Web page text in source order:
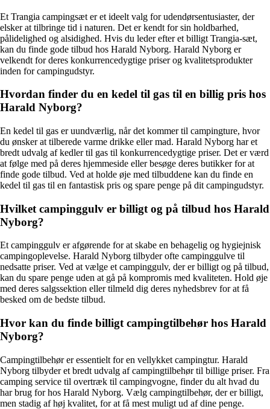
Et Trangia campingsæt er et ideelt valg for udendørsentusiaster, der
elsker at tilbringe tid i naturen. Det er kendt for sin holdbarhed,
pålidelighed og alsidighed. Hvis du leder efter et billigt Trangia-sæt,
kan du finde gode tilbud hos Harald Nyborg. Harald Nyborg er
velkendt for deres konkurrencedygtige priser og kvalitetsprodukter
inden for campingudstyr.
Hvordan finder du en kedel til gas til en billig pris hos
Harald Nyborg?
En kedel til gas er uundværlig, når det kommer til campingture, hvor
du ønsker at tilberede varme drikke eller mad. Harald Nyborg har et
bredt udvalg af kedler til gas til konkurrencedygtige priser. Det er værd
at følge med på deres hjemmeside eller besøge deres butikker for at
finde gode tilbud. Ved at holde øje med tilbuddene kan du finde en
kedel til gas til en fantastisk pris og spare penge på dit campingudstyr.
Hvilket campinggulv er billigt og på tilbud hos Harald
Nyborg?
Et campinggulv er afgørende for at skabe en behagelig og hygiejnisk
campingoplevelse. Harald Nyborg tilbyder ofte campinggulve til
nedsatte priser. Ved at vælge et campinggulv, der er billigt og på tilbud,
kan du spare penge uden at gå på kompromis med kvaliteten. Hold øje
med deres salgssektion eller tilmeld dig deres nyhedsbrev for at få
besked om de bedste tilbud.
Hvor kan du finde billigt campingtilbehør hos Harald
Nyborg?
Campingtilbehør er essentielt for en vellykket campingtur. Harald
Nyborg tilbyder et bredt udvalg af campingtilbehør til billige priser. Fra
camping service til overtræk til campingvogne, finder du alt hvad du
har brug for hos Harald Nyborg. Vælg campingtilbehør, der er billigt,
men stadig af høj kvalitet, for at få mest muligt ud af dine penge.